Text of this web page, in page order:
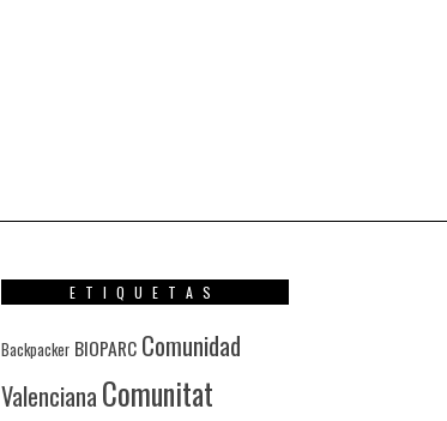
ETIQUETAS
Backpacker BIOPARC Comunidad
Valenciana Comunitat